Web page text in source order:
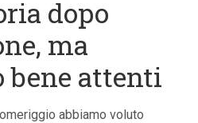
dopo
ma
attenti
abbiamo voluto